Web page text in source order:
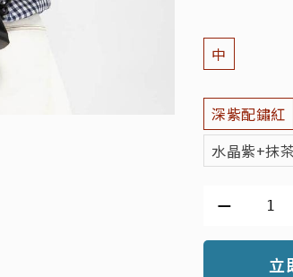
中
深紫配鏽紅
水晶紫+抹
立